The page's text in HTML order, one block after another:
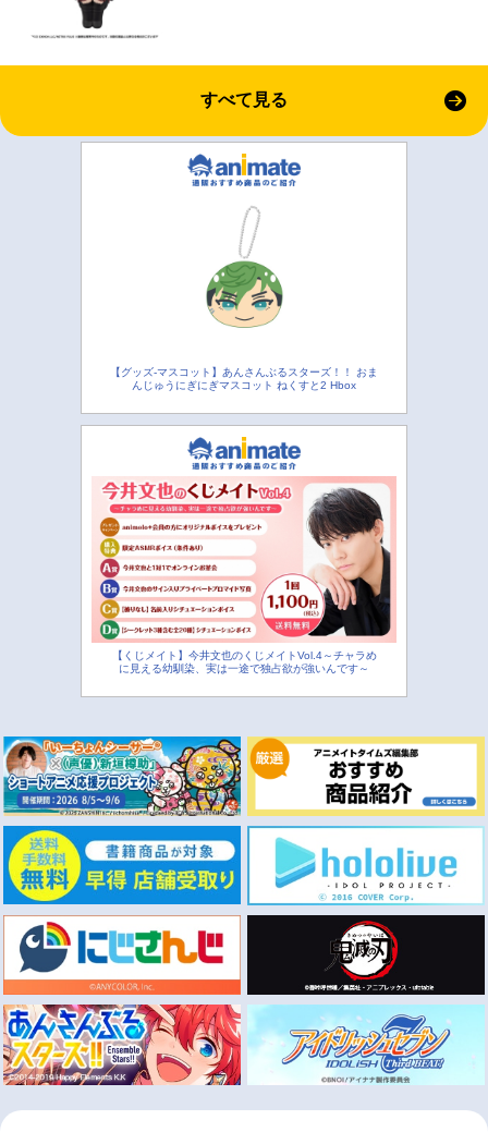
すべて見る
【グッズ-マスコット】あんさんぶるスターズ！！ おま
んじゅうにぎにぎマスコット ねくすと2 Hbox
【くじメイト】今井文也のくじメイトVol.4～チャラめ
に見える幼馴染、実は一途で独占欲が強いんです～